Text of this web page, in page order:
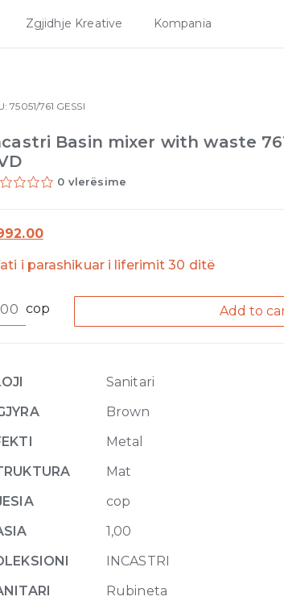
Zgjidhje Kreative Kompania
75051/761 GESSI
Basin mixer with waste
0 vlerësime
i parashikuar i liferimit 30 ditë
cop Add to
Sanitari
Brown
Metal
Mat
cop
1,00
INCASTRI
Rubineta